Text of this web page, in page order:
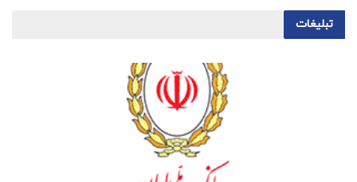
تبلیغات